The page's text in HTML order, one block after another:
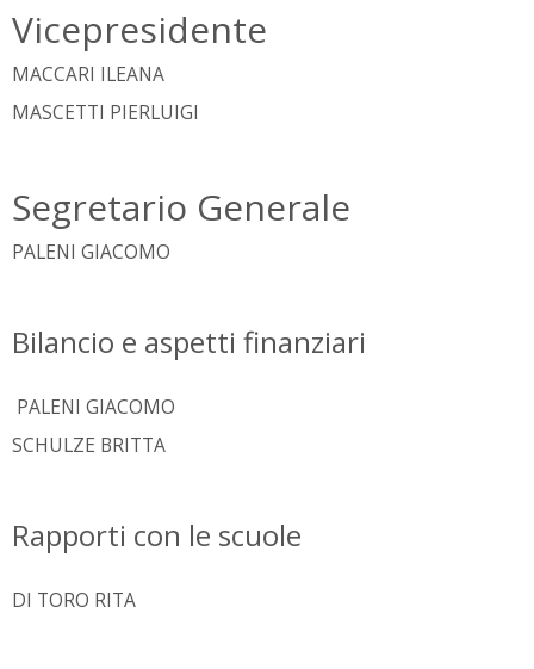
Vicepresidente
MACCARI ILEANA
MASCETTI PIERLUIGI
Segretario Generale
PALENI GIACOMO
Bilancio e aspetti finanziari
PALENI GIACOMO
SCHULZE BRITTA
Rapporti con le scuole
DI TORO RITA